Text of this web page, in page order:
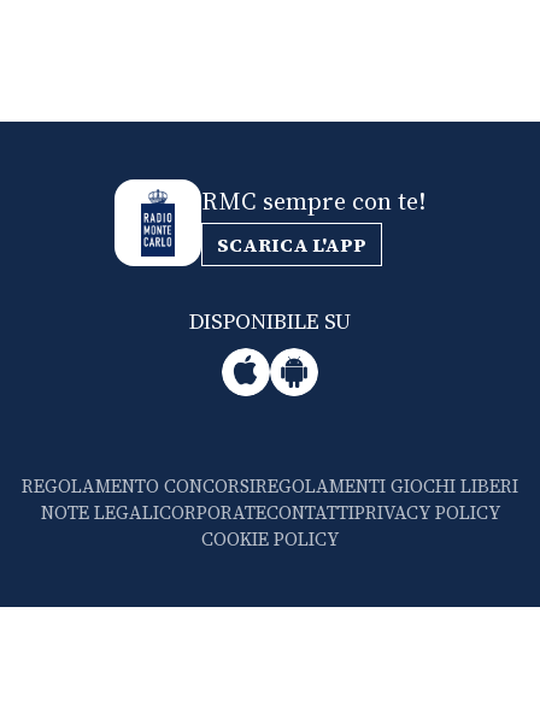
RMC sempre con te!
SCARICA L'APP
DISPONIBILE SU
REGOLAMENTO CONCORSIREGOLAMENTI GIOCHI LIBERI
NOTE LEGALICORPORATECONTATTIPRIVACY POLICY
COOKIE POLICY